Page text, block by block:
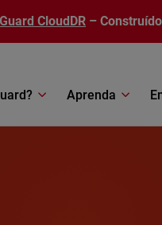
CloudDR –
Aprenda